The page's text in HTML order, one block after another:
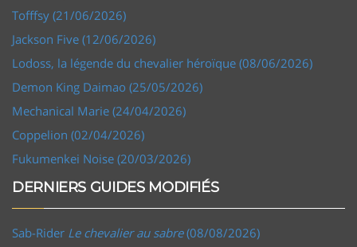
Tofffsy (21/06/2026)
Jackson Five (12/06/2026)
Lodoss, la légende du chevalier héroïque (08/06/2026)
Demon King Daimao (25/05/2026)
Mechanical Marie (24/04/2026)
Coppelion (02/04/2026)
Fukumenkei Noise (20/03/2026)
DERNIERS GUIDES MODIFIÉS
Sab-Rider Le chevalier au sabre(08/08/2026)